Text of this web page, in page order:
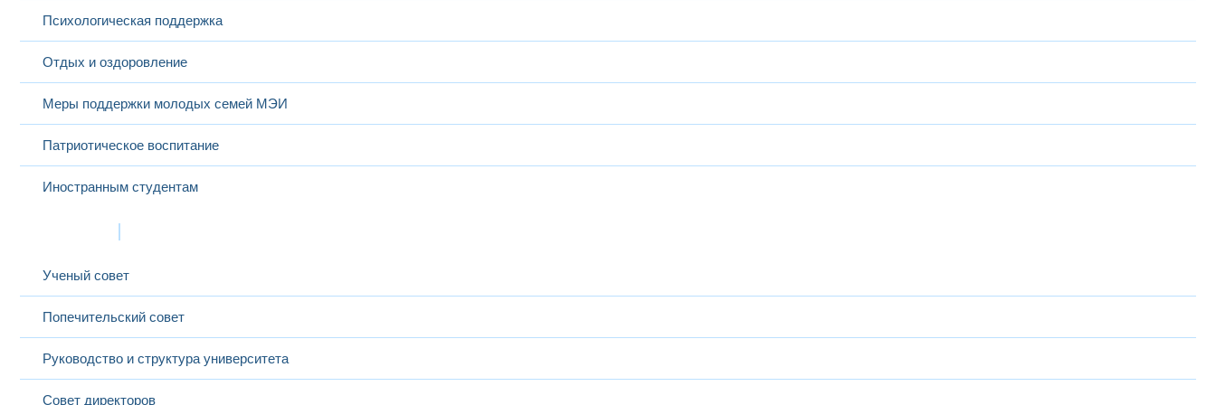
Психологическая поддержка
Отдых и оздоровление
Меры поддержки молодых семей МЭИ
Патриотическое воспитание
Иностранным студентам
Ученый совет
Попечительский совет
Руководство и структура университета
Совет директоров